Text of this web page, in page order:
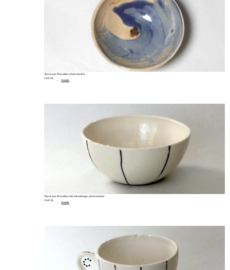
Tasse aus Porzellan, ohne Henkel
CHF 35
Details
Tasse aus Porzellan mit Liniendesign, ohne Henkel
CHF 35
Details